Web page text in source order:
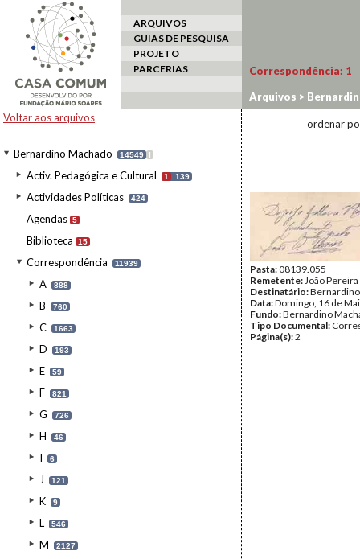
ARQUIVOS
GUIAS DE PESQUISA
PROJETO
PARCERIAS
Voltar aos arquivos
Bernardino Machado 14549 I
Activ. Pedagógica e Cultural 1 139
Actividades Políticas 424
Agendas 5
Biblioteca 15
Correspondência 11939
A 888
B 760
C 1663
D 193
E 59
F 821
G 726
H 46
I 6
J 121
K 9
L 546
M 2127
Correspondência: 1
Arquivos >
ordenar
Pasta:08139.055
Remetente:João
Destinatário:
Data:Domingo, 16 de
Fundo:Bernardino
Tipo Documental:
Página(s):2